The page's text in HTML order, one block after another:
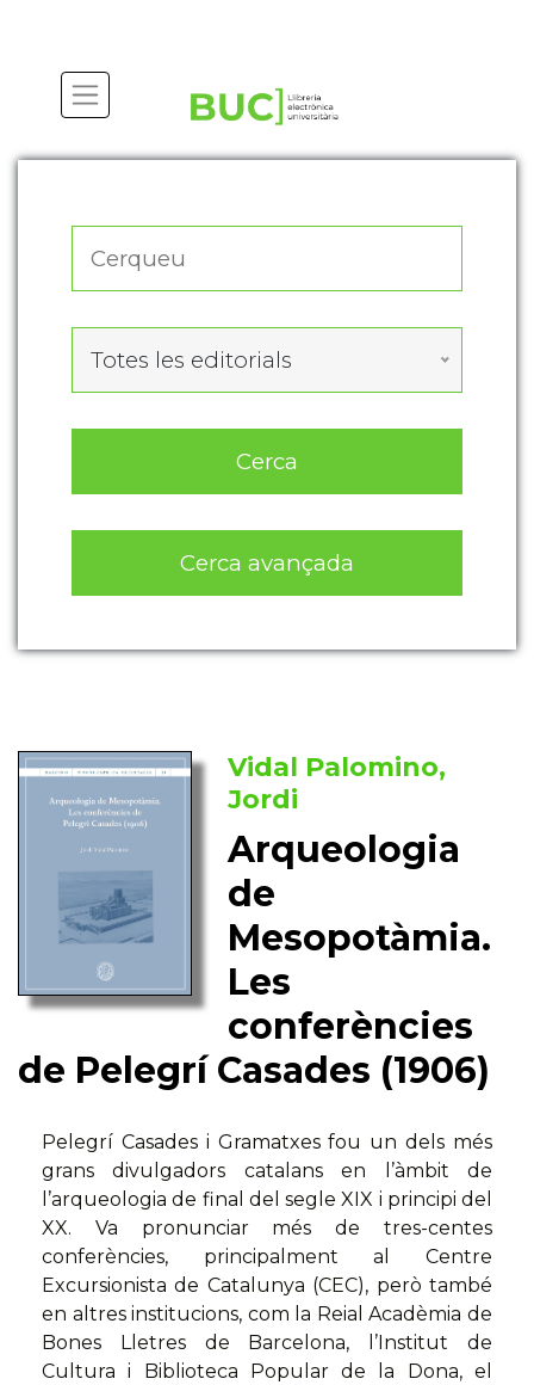
Totes les editorials
Cerca
Cerca avançada
Vidal Palomino,
Jordi
Arqueologia
de
Mesopotàmia.
Les
conferències
de Pelegrí Casades (1906)
Pelegrí Casades i Gramatxes fou un dels més
grans divulgadors catalans en l’àmbit de
l’arqueologia de final del segle XIX i principi del
XX. Va pronunciar més de tres-centes
conferències, principalment al Centre
Excursionista de Catalunya (CEC), però també
en altres institucions, com la Reial Acadèmia de
Bones Lletres de Barcelona, l’Institut de
Cultura i Biblioteca Popular de la Dona, el